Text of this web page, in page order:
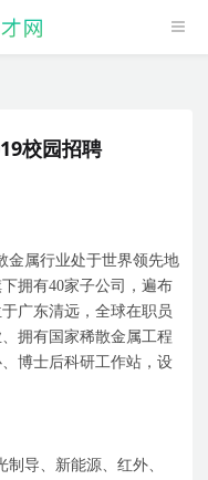
校园招聘
金属行业处于世界领先地
拥有40家子公司，遍布
广东清远，全球在职员
拥有国家稀散金属工程
博士后科研工作站，设
导、新能源、红外、